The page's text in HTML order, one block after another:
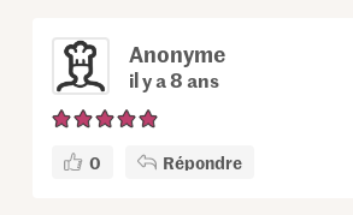
Anonyme
il y a 8 ans
0 Répondre